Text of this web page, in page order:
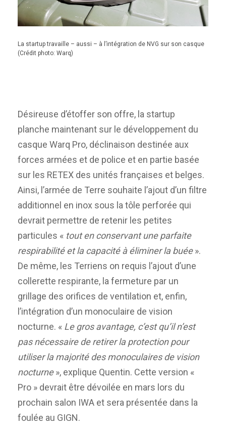
La startup travaille – aussi – à l’intégration de NVG sur son casque
(Crédit photo: Warq)
Désireuse d’étoffer son offre, la startup
planche maintenant sur le développement du
casque Warq Pro, déclinaison destinée aux
forces armées et de police et en partie basée
sur les RETEX des unités françaises et belges.
Ainsi, l’armée de Terre souhaite l’ajout d’un filtre
additionnel en inox sous la tôle perforée qui
devrait permettre de retenir les petites
particules « tout en conservant une parfaite
respirabilité et la capacité à éliminer la buée».
De même, les Terriens on requis l’ajout d’une
collerette respirante, la fermeture par un
grillage des orifices de ventilation et, enfin,
l’intégration d’un monoculaire de vision
nocturne. « Le gros avantage, c’est qu’il n’est
pas nécessaire de retirer la protection pour
utiliser la majorité des monoculaires de vision
nocturne», explique Quentin. Cette version «
Pro » devrait être dévoilée en mars lors du
prochain salon IWA et sera présentée dans la
foulée au GIGN.